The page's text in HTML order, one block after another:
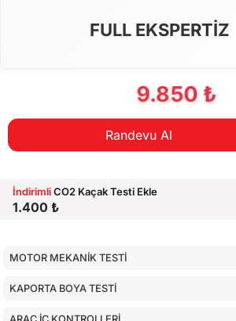
FULL EKSPERTİZ
9.850 ₺
Randevu Al
İndirimliCO2 Kaçak Testi Ekle
1.400 ₺
MOTOR MEKANİK TESTİ
KAPORTA BOYA TESTİ